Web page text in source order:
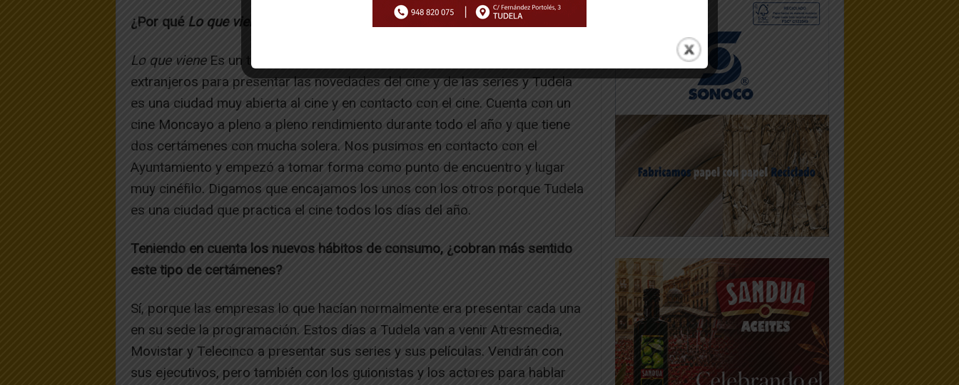
¿Por qué Lo que viene
Lo que vieneEs un tipo de certamen que se hace en otros países
extranjeros para presentar las novedades del cine y de las series y Tudela
es una ciudad muy abierta al cine y en contacto con el cine. Cuenta con un
cine Moncayo a pleno a pleno rendimiento durante todo el año y que tiene
dos certámenes con mucha solera. Nos pusimos en contacto con el
Ayuntamiento y empezó a tomar forma como punto de encuentro y lugar
muy cinéfilo. Digamos que encajamos los unos con los otros porque Tudela
es una ciudad que practica el cine todos los días del año.
Teniendo en cuenta los nuevos hábitos de consumo, ¿cobran más sentido
este tipo de certámenes?
Sí, porque las empresas lo que hacían normalmente era presentar cada una
en su sede la programación. Estos días a Tudela van a venir Atresmedia,
Movistar y Telecinco a presentar sus series y sus películas. Vendrán con
sus ejecutivos, pero también con los guionistas y los actores para hablar